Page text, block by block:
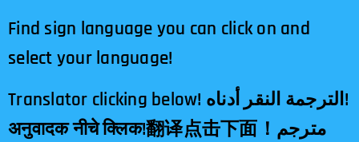
Find sign language you can click on and
select your language!
Translator clicking below! الترجمة النقر أدناه!
अनुवादक नीचे क्लिक!翻译点击下面！مترجم